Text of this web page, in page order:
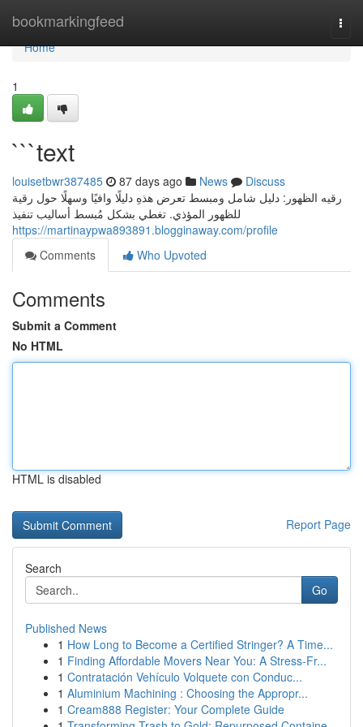
bookmarkingfeed
Home
Home
1
```text
louisetbwr387485 87 days ago News
Discuss
رقيه الظهور: دليل شامل ومبسط تعرض هذهِ دليلًا وافيًا وسهلًا حول رقية
للظهور المؤذي. تغطي بشكل مُبسط أساليب تنفيذ
https://martinaypwa893891.blogginaway.com/profile
Comments
Who Upvoted
Comments
Submit a Comment
No HTML
HTML is disabled
Report Page
Search
Go
Published News
1 How Long to Become a Certified Stringer? A Time...
1 Finding Affordable Movers Near You: A Stress-Fr...
1 Contratación Vehículo Volquete con Conduc...
1 Aluminium Machining : Choosing the Appropr...
1 Cream888 Register: Your Complete Guide